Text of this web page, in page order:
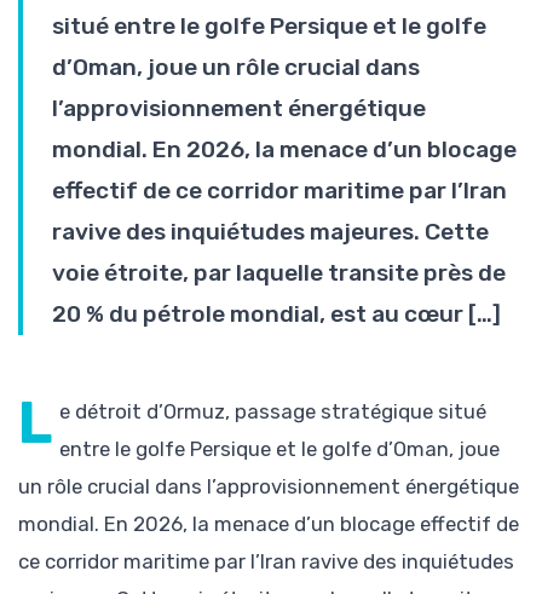
situé entre le golfe Persique et le golfe
d’Oman, joue un rôle crucial dans
l’approvisionnement énergétique
mondial. En 2026, la menace d’un blocage
effectif de ce corridor maritime par l’Iran
ravive des inquiétudes majeures. Cette
voie étroite, par laquelle transite près de
20 % du pétrole mondial, est au cœur […]
L e détroit d’Ormuz, passage stratégique situé
entre le golfe Persique et le golfe d’Oman, joue
un rôle crucial dans l’approvisionnement énergétique
mondial. En 2026, la menace d’un blocage effectif de
ce corridor maritime par l’Iran ravive des inquiétudes